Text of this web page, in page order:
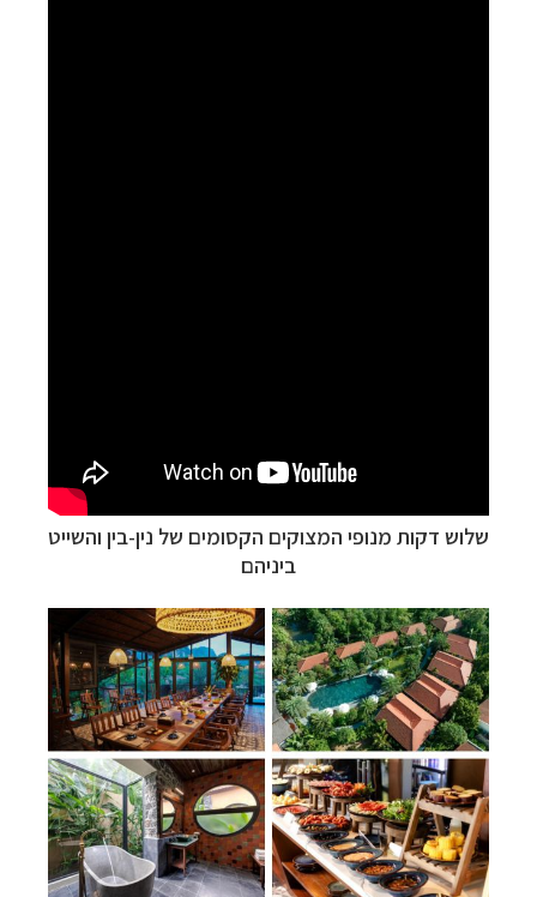
שלוש דקות מנופי המצוקים הקסומים של נין-בין והשייט
ביניהם